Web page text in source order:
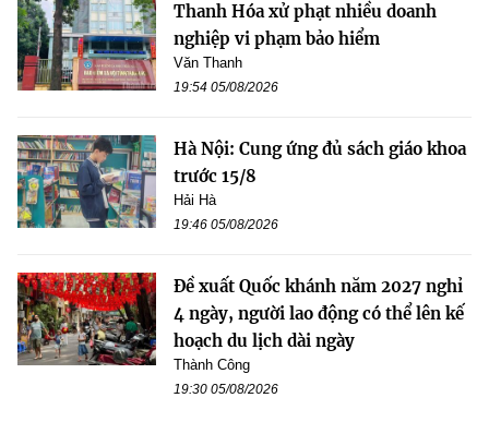
Thanh Hóa xử phạt nhiều doanh
nghiệp vi phạm bảo hiểm
Văn Thanh
19:54 05/08/2026
Hà Nội: Cung ứng đủ sách giáo khoa
trước 15/8
Hải Hà
19:46 05/08/2026
Đề xuất Quốc khánh năm 2027 nghỉ
4 ngày, người lao động có thể lên kế
hoạch du lịch dài ngày
Thành Công
19:30 05/08/2026